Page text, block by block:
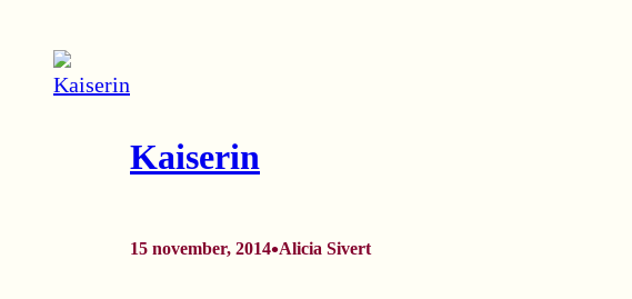
Kaiserin
15 november, 2014•Alicia Sivert